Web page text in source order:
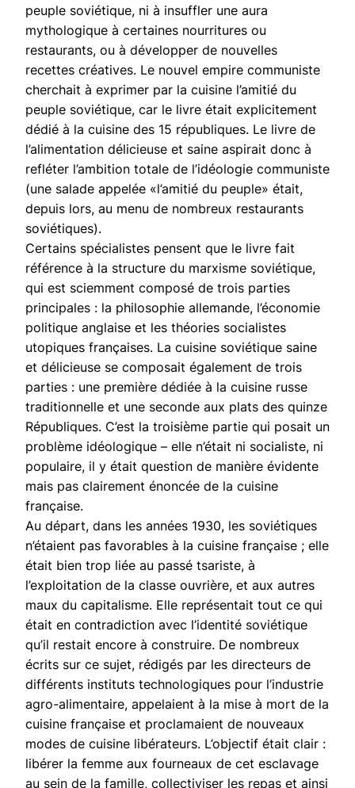
peuple soviétique, ni à insuffler une aura
mythologique à certaines nourritures ou
restaurants, ou à développer de nouvelles
recettes créatives. Le nouvel empire communiste
cherchait à exprimer par la cuisine l’amitié du
peuple soviétique, car le livre était explicitement
dédié à la cuisine des 15 républiques. Le livre de
l’alimentation délicieuse et saine aspirait donc à
refléter l’ambition totale de l’idéologie communiste
(une salade appelée «l’amitié du peuple» était,
depuis lors, au menu de nombreux restaurants
soviétiques).
Certains spécialistes pensent que le livre fait
référence à la structure du marxisme soviétique,
qui est sciemment composé de trois parties
principales : la philosophie allemande, l’économie
politique anglaise et les théories socialistes
utopiques françaises. La cuisine soviétique saine
et délicieuse se composait également de trois
parties : une première dédiée à la cuisine russe
traditionnelle et une seconde aux plats des quinze
Républiques. C’est la troisième partie qui posait un
problème idéologique – elle n’était ni socialiste, ni
populaire, il y était question de manière évidente
mais pas clairement énoncée de la cuisine
française.
Au départ, dans les années 1930, les soviétiques
n’étaient pas favorables à la cuisine française ; elle
était bien trop liée au passé tsariste, à
l’exploitation de la classe ouvrière, et aux autres
maux du capitalisme. Elle représentait tout ce qui
était en contradiction avec l’identité soviétique
qu’il restait encore à construire. De nombreux
écrits sur ce sujet, rédigés par les directeurs de
différents instituts technologiques pour l’industrie
agro-alimentaire, appelaient à la mise à mort de la
cuisine française et proclamaient de nouveaux
modes de cuisine libérateurs. L’objectif était clair :
libérer la femme aux fourneaux de cet esclavage
au sein de la famille, collectiviser les repas et ainsi